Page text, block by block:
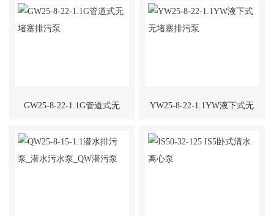
GW25-8-22-1.1G管道式无 YW25-8-22-1.1YW液下式无